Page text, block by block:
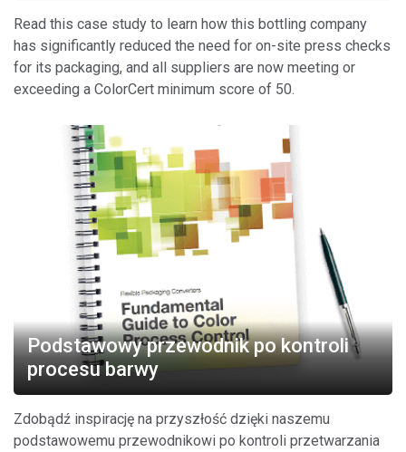
Read this case study to learn how this bottling company
has significantly reduced the need for on-site press checks
for its packaging, and all suppliers are now meeting or
exceeding a ColorCert minimum score of 50.
Podstawowy przewodnik po kontroli
procesu barwy
Zdobądź inspirację na przyszłość dzięki naszemu
podstawowemu przewodnikowi po kontroli przetwarzania